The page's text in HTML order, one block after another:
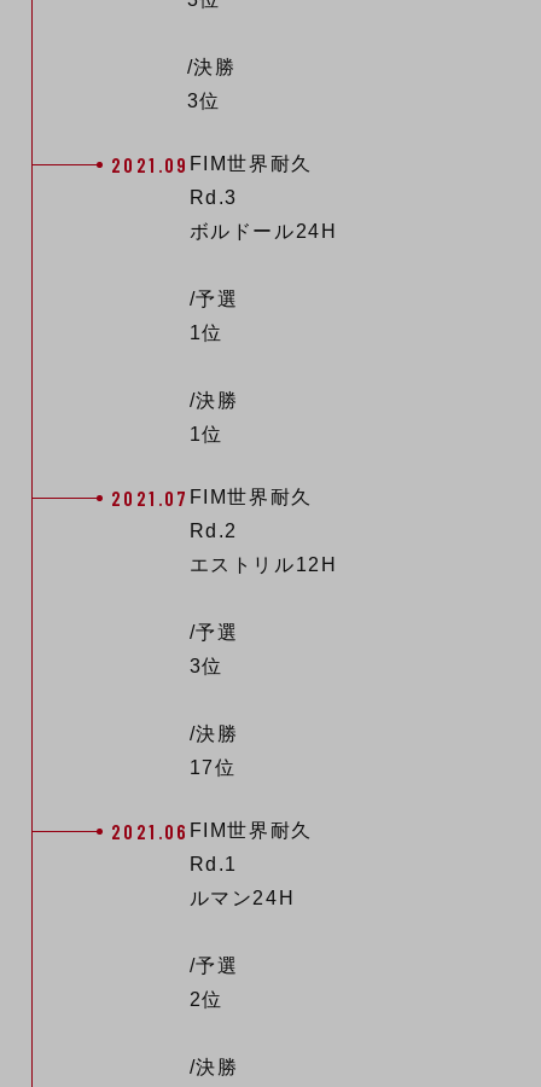
/決勝
3位
2021.09 FIM世界耐久
Rd.3
ボルドール24H
/予選
1位
/決勝
1位
2021.07 FIM世界耐久
Rd.2
エストリル12H
/予選
3位
/決勝
17位
2021.06 FIM世界耐久
Rd.1
ルマン24H
/予選
2位
/決勝